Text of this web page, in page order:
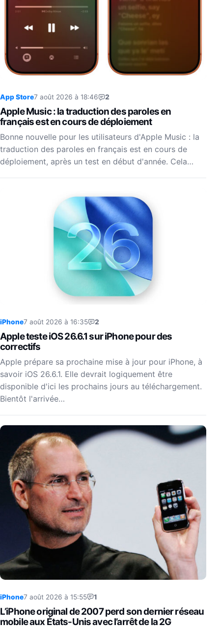
App Store7 août 2026 à 18:46 2
Apple Music : la traduction des paroles en
français est en cours de déploiement
Bonne nouvelle pour les utilisateurs d'Apple Music : la
traduction des paroles en français est en cours de
déploiement, après un test en début d'année. Cela…
iPhone7 août 2026 à 16:35 2
Apple teste iOS 26.6.1 sur iPhone pour des
correctifs
Apple prépare sa prochaine mise à jour pour iPhone, à
savoir iOS 26.6.1. Elle devrait logiquement être
disponible d'ici les prochains jours au téléchargement.
Bientôt l'arrivée…
iPhone7 août 2026 à 15:55 1
L’iPhone original de 2007 perd son dernier réseau
mobile aux États-Unis avec l’arrêt de la 2G